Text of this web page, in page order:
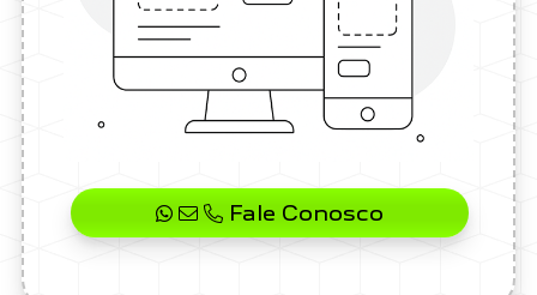
Fale Conosco